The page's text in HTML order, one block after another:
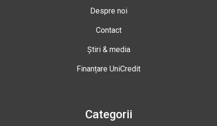
Despre noi
Contact
Știri & media
Finanțare UniCredit
Categorii